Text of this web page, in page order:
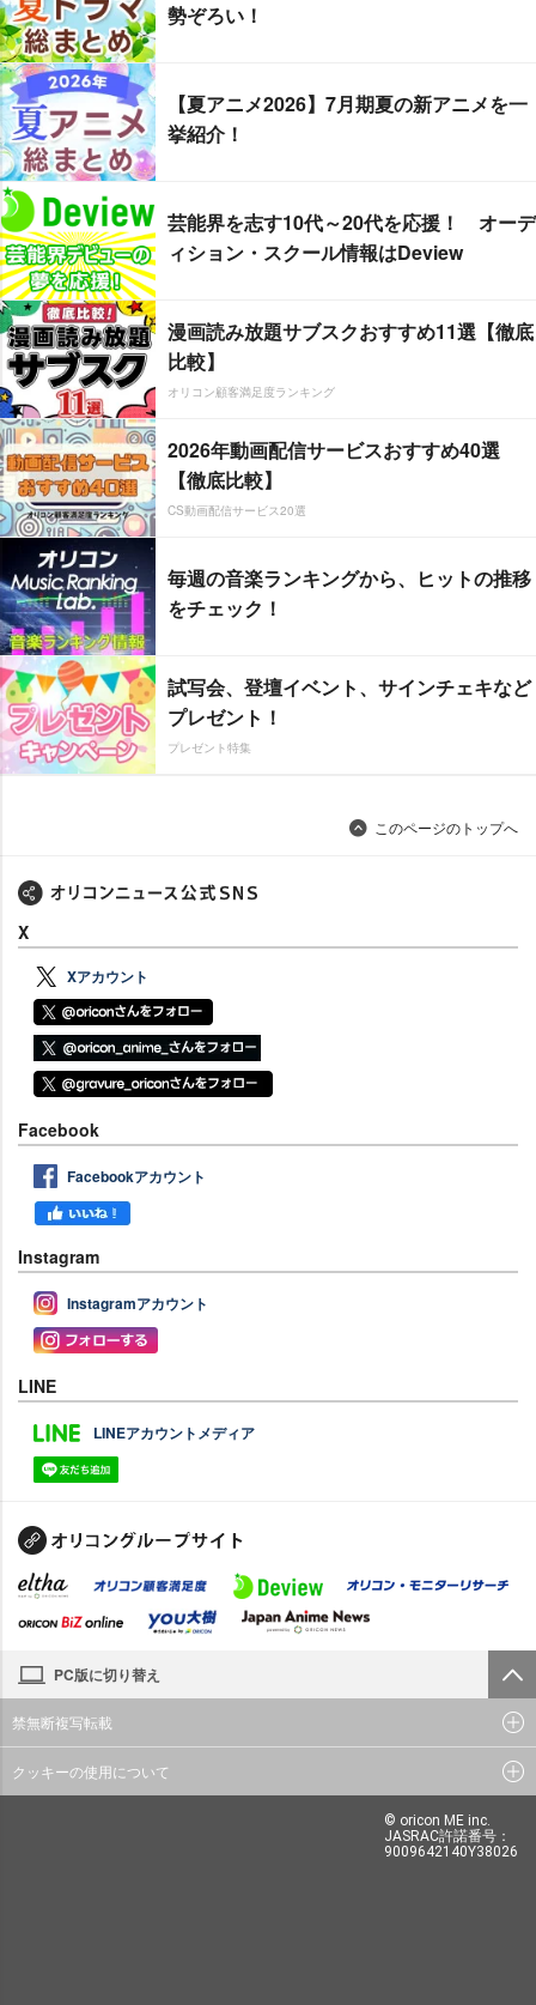
勢ぞろい！
【夏アニメ2026】7月期夏の新アニメを一
挙紹介！
芸能界を志す10代～20代を応援！ オーデ
ィション・スクール情報はDeview
漫画読み放題サブスクおすすめ11選【徹底
比較】
オリコン顧客満足度ランキング
2026年動画配信サービスおすすめ40選
【徹底比較】
CS動画配信サービス20選
毎週の音楽ランキングから、ヒットの推移
をチェック！
試写会、登壇イベント、サインチェキなど
プレゼント！
プレゼント特集
このページのトップへ
X
Xアカウント
Facebook
Facebookアカウント
Instagram
Instagramアカウント
LINE
LINEアカウントメディア
PC版に切り替え
禁無断複写転載
クッキーの使用について
© oricon ME inc.
JASRAC許諾番号：
9009642140Y38026